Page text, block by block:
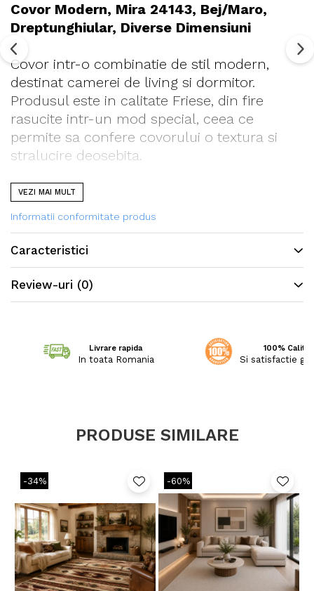
Covor Modern, Mira 24143, Bej/Maro,
Dreptunghiular, Diverse Dimensiuni
Covor intr-o combinatie de stil modern,
destinat camerei de living si dormitor.
Produsul este in calitate Friese, din fire
rasucite intr-un mod special, ceea ce
permite sa confere covorului o textura si
stralucire deosebita.
Mod de intretinere:
• Este recomandata curatarea profesionala.
• Aspirati in mod regulat.
Toate covoarele noastre sunt certificate
conform standardului STANDARD 100 de
catre OEKO-TEX®,
garantand absenta substantelor nocive in
VEZI MAI MULT
Informatii conformitate produs
Caracteristici
Review-uri (0)
Livrare rapida
In toata Romania
100%
Si satisfactie
PRODUSE SIMILARE
-34% -60%